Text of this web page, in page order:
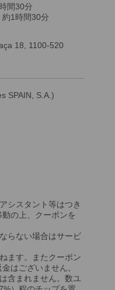
間30分
約1時間30分
18, 1100-520
SPAIN, S.A.)
シスタント等はつき
の上、クーポンを
らない場合はサービ
ます。またクーポン
はございません。
含まれません。数ユ